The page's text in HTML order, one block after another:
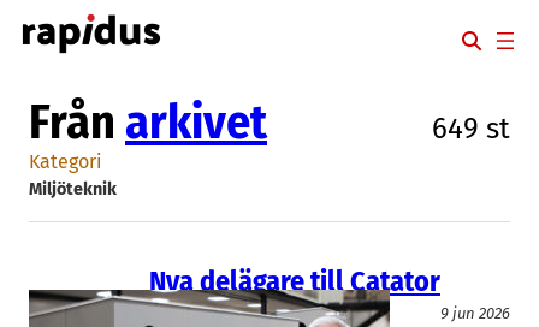
Hoppa
till
Från arkivet 649 st
Kategori
Miljöteknik
Nya delägare till Catator
Miljöteknik
9 jun 2026